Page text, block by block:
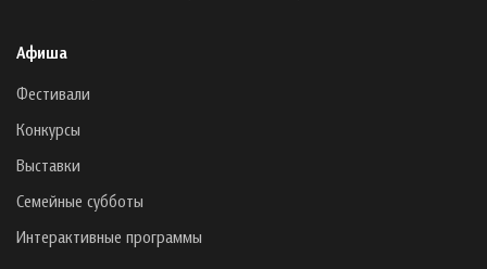
Афиша
Фестивали
Конкурсы
Выставки
Семейные субботы
Интерактивные программы